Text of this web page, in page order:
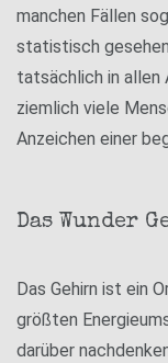
manchen Fällen
statistisch
tatsächlich in allen
ziemlich viele
Anzeichen einer
Das Wunder
Das Gehirn ist ein
größten
darüber